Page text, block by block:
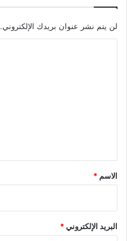
لن يتم نشر عنوان بريدك الإلكتروني.
*
الاسم *
البريد الإلكتروني*